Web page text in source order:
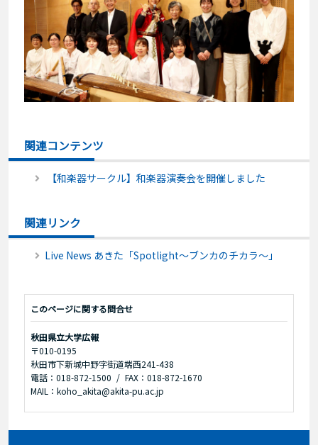
関連コンテンツ
【和楽器サークル】和楽器演奏会を開催しました
関連リンク
Live News あきた「Spotlight～ブンカのチカラ～」
このページに関する問合せ
秋田県立大学広報
〒010-0195
秋田市下新城中野字街道端西241-438
電話：018-872-1500
FAX：018-872-1670
MAIL：koho_akita@akita-pu.ac.jp